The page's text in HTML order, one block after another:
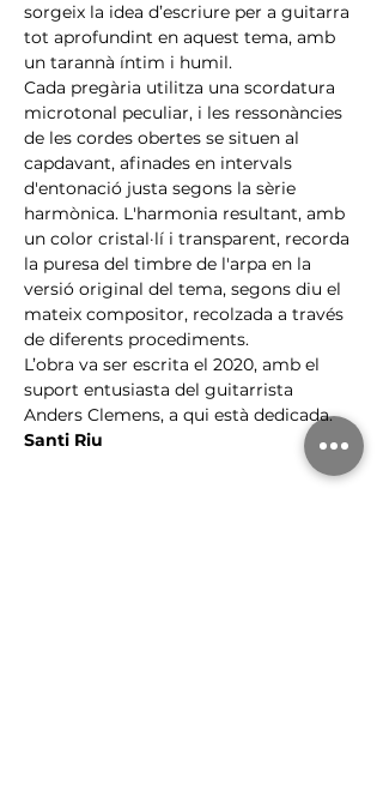
sorgeix la idea d’escriure per a guitarra
tot aprofundint en aquest tema, amb
un tarannà íntim i humil.
Cada pregària utilitza una scordatura
microtonal peculiar, i les ressonàncies
de les cordes obertes se situen al
capdavant, afinades en intervals
d'entonació justa segons la sèrie
harmònica. L'harmonia resultant, amb
un color cristal·lí i transparent, recorda
la puresa del timbre de l'arpa en la
versió original del tema, segons diu el
mateix compositor, recolzada a través
de diferents procediments.
L’obra va ser escrita el 2020, amb el
suport entusiasta del guitarrista
Anders Clemens, a qui està dedicada.
Santi Riu